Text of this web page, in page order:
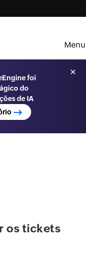
Menu
foi
do
de IA
✕
os tickets